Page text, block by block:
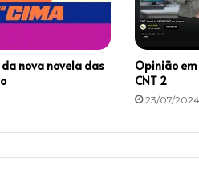
nova novela das
Opinião
CNT 2
23/07/2024